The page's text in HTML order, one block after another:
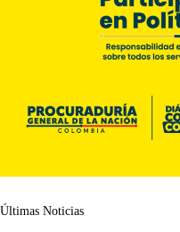
Últimas Noticias